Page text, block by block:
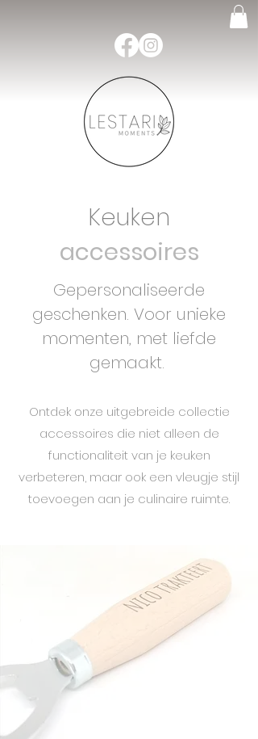
Keuken
accessoires
Gepersonaliseerde
geschenken. Voor unieke
momenten, met liefde
gemaakt.
Ontdek onze uitgebreide collectie
accessoires die niet alleen de
functionaliteit van je keuken
verbeteren, maar ook een vleugje stijl
toevoegen aan je culinaire ruimte.